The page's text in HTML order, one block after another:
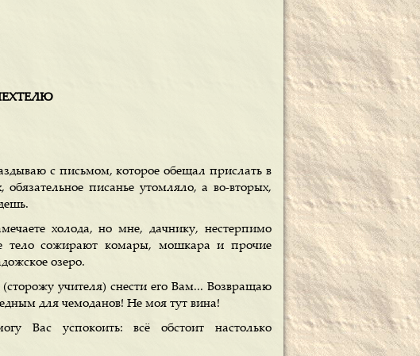
с письмом, которое обещал прислать в
писанье утомляло, а во-вторых,
холода, но мне, дачнику, нестерпимо
тело сожирают комары, мошкара и прочие
озеро.
учителя) снести его Вам... Возвращаю
для чемоданов! Не моя тут вина!
Вас успокоить: всё обстоит настолько